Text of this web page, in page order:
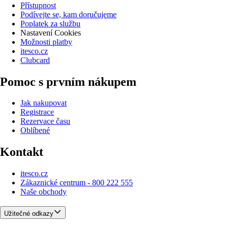
Přístupnost
Podívejte se, kam doručujeme
Poplatek za službu
Nastavení Cookies
Možnosti platby
itesco.cz
Clubcard
Pomoc s prvním nákupem
Jak nakupovat
Registrace
Rezervace času
Oblíbené
Kontakt
itesco.cz
Zákaznické centrum - 800 222 555
Naše obchody
Užitečné odkazy